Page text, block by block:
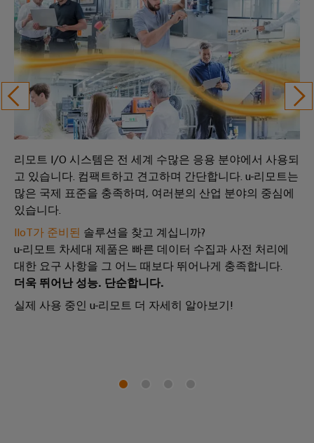
리모트 I/O 시스템은 전 세계 수많은 응용 분야에서 사용되
고 있습니다. 컴팩트하고 견고하며 간단합니다. u-리모트는
많은 국제 표준을 충족하며, 여러분의 산업 분야의 중심에
있습니다.
IIoT가 준비된 솔루션을 찾고 계십니까?
u-리모트 차세대 제품은 빠른 데이터 수집과 사전 처리에
대한 요구 사항을 그 어느 때보다 뛰어나게 충족합니다.
더욱 뛰어난 성능. 단순합니다.
실제 사용 중인 u-리모트 더 자세히 알아보기!